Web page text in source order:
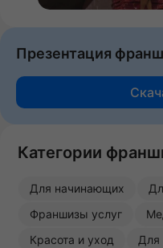
Презентация
Категории
Для начинающих
Франшизы услуг
Красота и уход
Для